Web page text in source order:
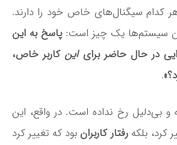
کدام سیگنال‌های خاص خود را دارند.
سیستم‌ها یک چیز است:پاسخ به این
در حال حاضر برایاین کاربر خاص،
.
و بی‌دلیل رخ نداده است. در واقع، این
کرد، بلکهرفتار کاربرانبود که تغییر کرد